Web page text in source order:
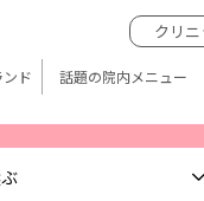
クリ
ド 話題の院内メニュー